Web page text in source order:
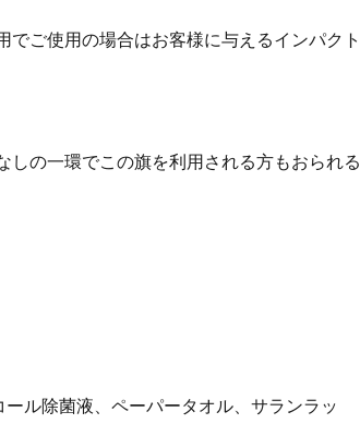
ご使用の場合はお客様に与えるインパクト
の一環でこの旗を利用される方もおられる
ル除菌液、ペーパータオル、サランラッ